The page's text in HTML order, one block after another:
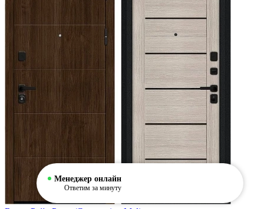
Менеджер онлайн
Ответим за минуту